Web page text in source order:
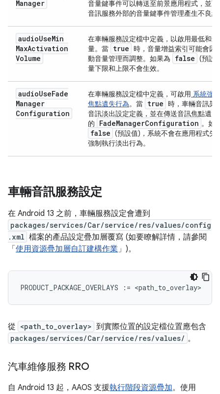
Manager
音量鍵事件可以轉送至前景應用程式，並
音訊服務外部的音量鍵事件管理產生不良
audioUseMin
MaxActivation
Volume
在車輛服務設定檔中定義，以啟用最低和
量。當 true 時，音量增益索引可能會因
動音量管理而調整。如果為
false (預設
量下限和上限不會生效。
audioUseFade
Manager
Configuration
在車輛服務設定檔中定義，可啟用 系統強
焦點遺失行為。當 true 時，車輛音訊架
音訊淡出設定定義，並在傳送音訊焦點遺
的
FadeManagerConfiguration 。如
false (預設值)，系統不會在應用程式失
強制執行淡出行為。
車輛音訊服務設定
在 Android 13 之前，車輛服務設定會遭到
packages/services/Car/service/res/values/config
.xml 檔案的產品設定疊加層覆寫 (如要瞭解詳情，請參閱
「 使用資源疊加層自訂建構作業」)。
PRODUCT_PACKAGE_OVERLAYS := <path_to_overlay
從 <path_to_overlay> 到實際位置的設定檔位置應包含
packages/services/Car/service/res/values/ 。
汽車維修服務 RRO
自 Android 13 起，AAOS 支援執行階段資源疊加。使用